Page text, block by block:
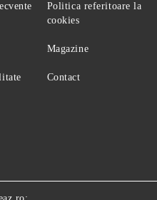
Politica referitoare la
cookies
Magazine
Contact